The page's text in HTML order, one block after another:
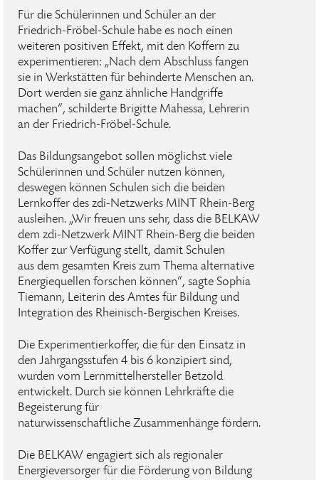
Für die Schülerinnen und Schüler an der
Friedrich-Fröbel-Schule habe es noch einen
weiteren positiven Effekt, mit den Koffern zu
experimentieren: „Nach dem Abschluss fangen
sie in Werkstätten für behinderte Menschen an.
Dort werden sie ganz ähnliche Handgriffe
machen“, schilderte Brigitte Mahessa, Lehrerin
an der Friedrich-Fröbel-Schule.
Das Bildungsangebot sollen möglichst viele
Schülerinnen und Schüler nutzen können,
deswegen können Schulen sich die beiden
Lernkoffer des zdi-Netzwerks MINT Rhein-Berg
ausleihen. „Wir freuen uns sehr, dass die BELKAW
dem zdi-Netzwerk MINT Rhein-Berg die beiden
Koffer zur Verfügung stellt, damit Schulen
aus dem gesamten Kreis zum Thema alternative
Energiequellen forschen können“, sagte Sophia
Tiemann, Leiterin des Amtes für Bildung und
Integration des Rheinisch-Bergischen Kreises.
Die Experimentierkoffer, die für den Einsatz in
den Jahrgangsstufen 4 bis 6 konzipiert sind,
wurden vom Lernmittelhersteller Betzold
entwickelt. Durch sie können Lehrkräfte die
Begeisterung für
naturwissenschaftliche Zusammenhänge fördern.
Die BELKAW engagiert sich als regionaler
Energieversorger für die Förderung von Bildung